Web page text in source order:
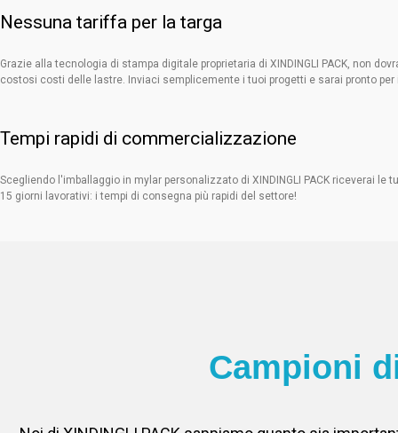
Nessuna tariffa per la targa
Grazie alla tecnologia di stampa digitale proprietaria di XINDINGLI PACK, non
costosi costi delle lastre. Inviaci semplicemente i tuoi progetti e sarai pronto per
Tempi rapidi di commercializzazione
Scegliendo l'imballaggio in mylar personalizzato di XINDINGLI PACK riceverai le
15 giorni lavorativi: i tempi di consegna più rapidi del settore!
Campioni